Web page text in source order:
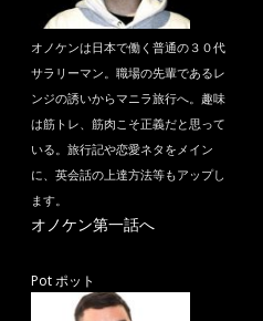
オノケンは日本で働く普通の３０代
サラリーマン。職場の先輩であるレ
ンジの誘いからマニラ旅行へ。趣味
は筋トレ、筋肉こそ正義だと思って
いる。旅行記や恋愛ネタをメイン
に、英会話の上達方法等もアップし
ます。
オノケン第一話へ
Pot ポット